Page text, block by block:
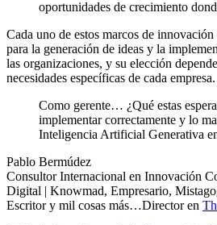
oportunidades de crecimiento
Cada uno de estos marcos de
para la generación de ideas y la
las organizaciones, y su elección
necesidades específicas de cada empresa.
Como gerente… ¿Qué estas
implementar correctamente y lo
Inteligencia Artificial Generativa
Pablo Bermúdez
Consultor Internacional en Innovación
Digital | Knowmad, Empresario,
Escritor y mil cosas más…Director en